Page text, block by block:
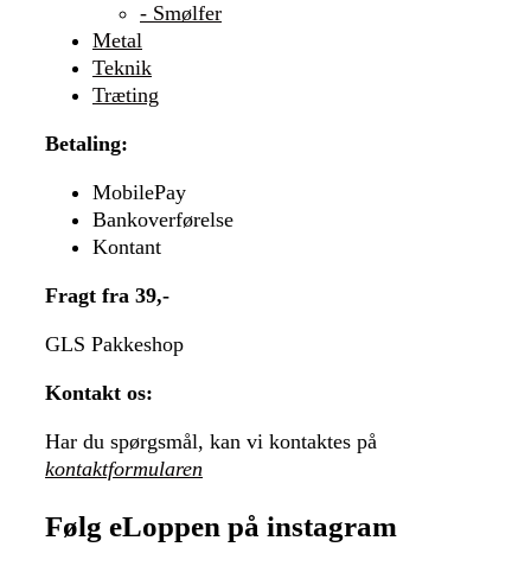
- Smølfer
Metal
Teknik
Træting
Betaling:
MobilePay
Bankoverførelse
Kontant
Fragt fra 39,-
GLS Pakkeshop
Kontakt os:
Har du spørgsmål, kan vi kontaktes på
kontaktformularen
Følg eLoppen på instagram